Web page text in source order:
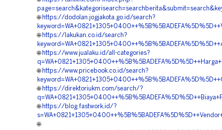
🌐 https://dodolan.jogjakota.go.id/search?
🌐 https://lakukan.co.id/search?
🌐 https://www.jualaku.id/all-categories?
🌐 https://www.pricebook.co.id/search?
🌐 https://direktoriukm.com/search/?
🌐 https://blog.fastwork.id/?
🌐